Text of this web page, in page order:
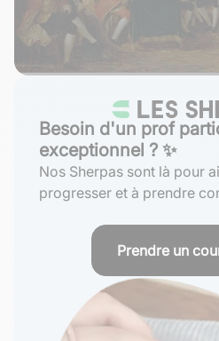
Besoin d'un prof
exceptionnel ? ✨
Nos Sherpas sont là pour
progresser et à prendre
Prendre un